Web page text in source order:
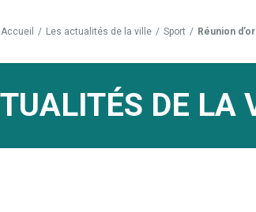
Accueil / Les actualités de la ville / Sport / Réunion
DE LA